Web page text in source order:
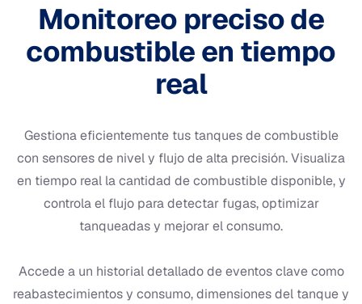
Monitoreo preciso de
combustible en tiempo
real
Gestiona eficientemente tus tanques de combustible
con sensores de nivel y flujo de alta precisión. Visualiza
en tiempo real la cantidad de combustible disponible, y
controla el flujo para detectar fugas, optimizar
tanqueadas y mejorar el consumo.
Accede a un historial detallado de eventos clave como
reabastecimientos y consumo, dimensiones del tanque y